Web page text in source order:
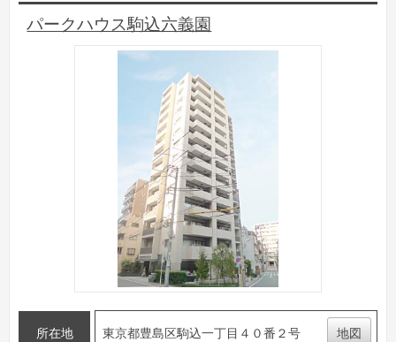
パークハウス駒込六義園
所在地 東京都豊島区駒込一丁目４０番２号 地図